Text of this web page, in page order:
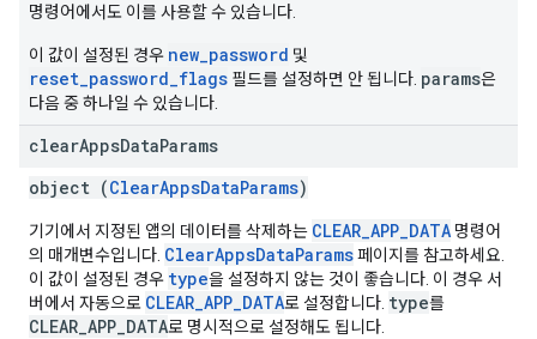
명령어에서도 이를 사용할 수 있습니다.
이 값이 설정된 경우 new_password 및
reset_password_flags 필드를 설정하면 안 됩니다. params은
다음 중 하나일 수 있습니다.
clearAppsDataParams
object (ClearAppsDataParams)
기기에서 지정된 앱의 데이터를 삭제하는 CLEAR_APP_DATA 명령어
의 매개변수입니다. ClearAppsDataParams페이지를 참고하세요.
이 값이 설정된 경우 type을 설정하지 않는 것이 좋습니다. 이 경우 서
버에서 자동으로 CLEAR_APP_DATA로 설정합니다. type를
CLEAR_APP_DATA로 명시적으로 설정해도 됩니다.